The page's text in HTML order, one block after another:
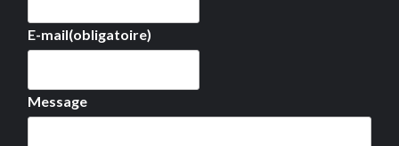
E-mail(obligatoire)
Message